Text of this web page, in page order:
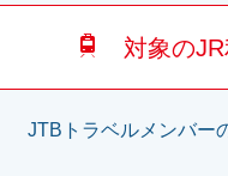
対象の
JTBトラベルメンバー